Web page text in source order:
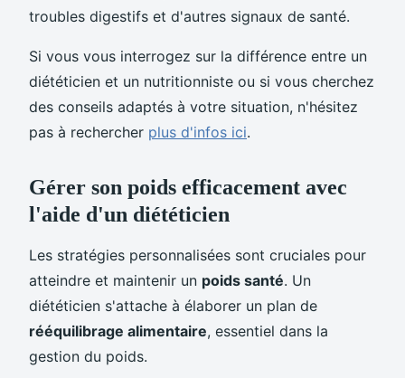
troubles digestifs et d'autres signaux de santé.
Si vous vous interrogez sur la différence entre un
diététicien et un nutritionniste ou si vous cherchez
des conseils adaptés à votre situation, n'hésitez
pas à rechercher plus d'infos ici.
Gérer son poids efficacement avec
l'aide d'un diététicien
Les stratégies personnalisées sont cruciales pour
atteindre et maintenir un poids santé. Un
diététicien s'attache à élaborer un plan de
rééquilibrage alimentaire, essentiel dans la
gestion du poids.